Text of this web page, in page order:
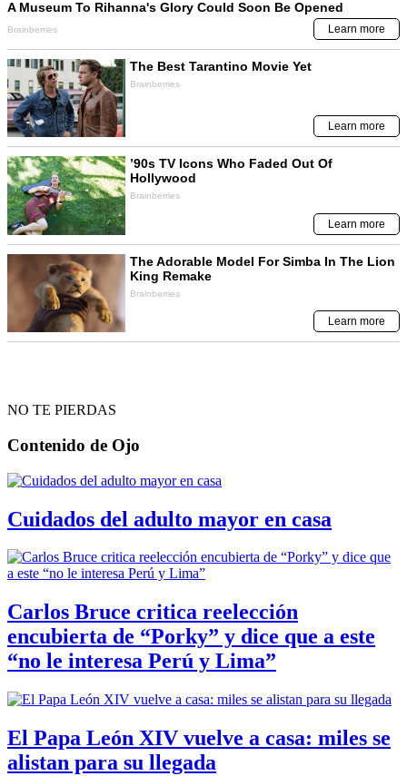
NO TE PIERDAS
Contenido de Ojo
Cuidados del adulto mayor en casa
Carlos Bruce critica reelección
encubierta de “Porky” y dice que a este
“no le interesa Perú y Lima”
El Papa León XIV vuelve a casa: miles se
alistan para su llegada